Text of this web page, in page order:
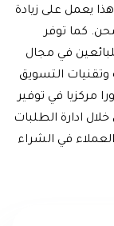
يعمل على زيادة
كما توفر
في مجال
وتقنيات التسويق
مركزيا في توفير
ادارة الطلبات
في الشراء